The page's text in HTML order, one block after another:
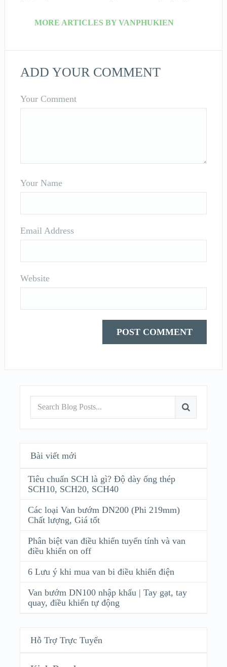
MORE ARTICLES BY VANPHUKIEN
ADD YOUR COMMENT
Your Comment
Your Name
Email Address
Website
Bài viết mới
Tiêu chuẩn SCH là gì? Độ dày ống thép
SCH10, SCH20, SCH40
Các loại Van bướm DN200 (Phi 219mm)
Chất lượng, Giá tốt
Phân biệt van điều khiển tuyến tính và van
điều khiển on off
6 Lưu ý khi mua van bi điều khiển điện
Van bướm DN100 nhập khẩu | Tay gạt, tay
quay, điều khiển tự động
Hỗ Trợ Trực Tuyến